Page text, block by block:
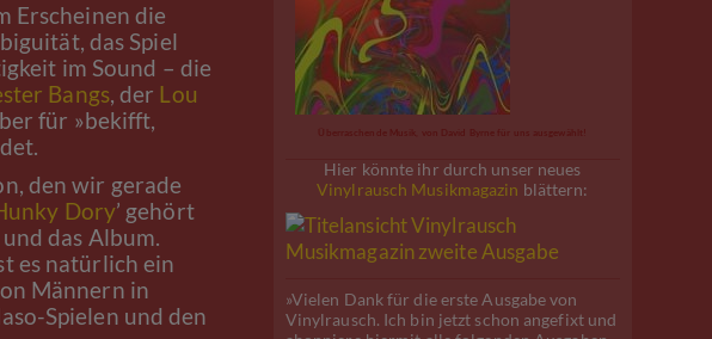
Erscheinen die
das Spiel
im Sound – die
Bangs, der Lou
für »bekifft,
den wir gerade
Dory’ gehört
das Album.
es natürlich ein
Männern in
Spielen und den
Überraschende Musik, von David Byrne für uns ausgewählt!
Hier könnte ihr durch unser neues
Vinylrausch Musikmagazin blättern:
»Vielen Dank für die erste Ausgabe von
Vinylrausch. Ich bin jetzt schon angefixt und